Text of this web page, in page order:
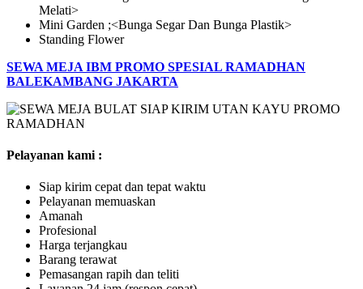
Melati>
Mini Garden ;<Bunga Segar Dan Bunga Plastik>
Standing Flower
SEWA MEJA IBM PROMO SPESIAL RAMADHAN
BALEKAMBANG JAKARTA
Pelayanan kami :
Siap kirim cepat dan tepat waktu
Pelayanan memuaskan
Amanah
Profesional
Harga terjangkau
Barang terawat
Pemasangan rapih dan teliti